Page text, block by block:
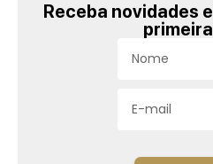
Receba novidades